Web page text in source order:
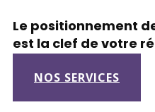
Le positionnement
est la clef de votre
NOS SERVICES